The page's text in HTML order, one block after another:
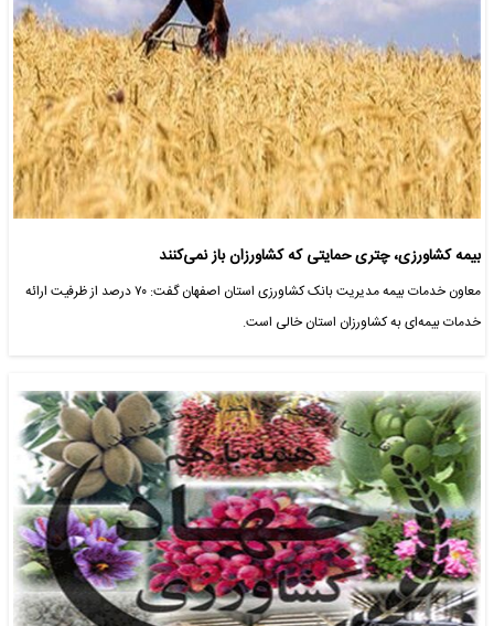
بیمه کشاورزی، چتری حمایتی که کشاورزان باز نمی‌کنند
معاون خدمات بیمه مدیریت بانک کشاورزی استان اصفهان گفت: ۷۰ درصد از ظرفیت ارائه
خدمات بیمه‌ای به کشاورزان استان خالی است.